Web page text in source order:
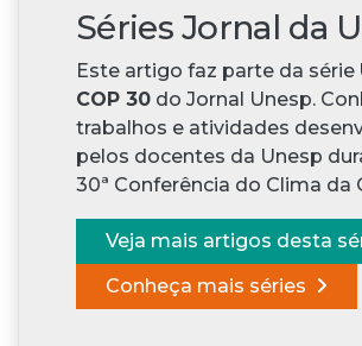
Séries Jornal da
Este artigo faz parte da série
COP 30 do Jornal Unesp.
trabalhos e atividades
pelos docentes da Unesp
30ª Conferência do Clima da
Veja mais artigos desta
Conheça mais séries